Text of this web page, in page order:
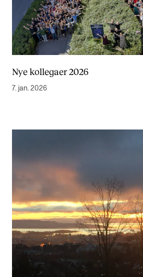
Nye kollegaer 2026
7. jan. 2026